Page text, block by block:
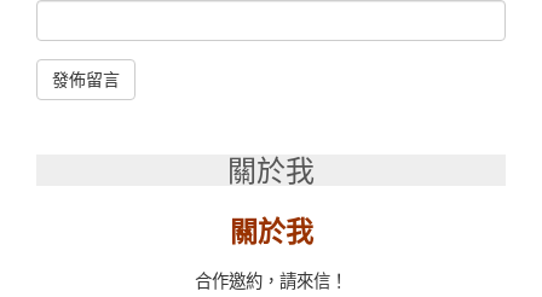
關於我
關於我
合作邀約，請來信！